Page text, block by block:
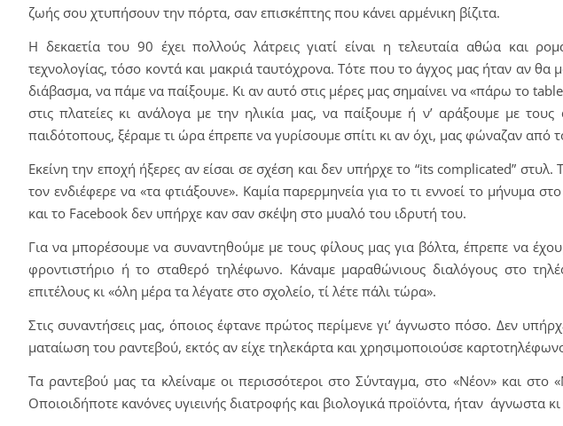
ζωής σου χτυπήσουν την πόρτα, σαν επισκέπτης που κάνει αρμένικη βίζιτα.
Η δεκαετία του 90 έχει πολλούς λάτρεις γιατί είναι η τελευταία αθώα και
τεχνολογίας, τόσο κοντά και μακριά ταυτόχρονα. Τότε που το άγχος μας ήταν αν
διάβασμα, να πάμε να παίξουμε. Κι αν αυτό στις μέρες μας σημαίνει να «πάρω το
στις πλατείες κι ανάλογα με την ηλικία μας, να παίξουμε ή ν’ αράξουμε με
παιδότοπους, ξέραμε τι ώρα έπρεπε να γυρίσουμε σπίτι κι αν όχι, μας φώναζαν από
Εκείνη την εποχή ήξερες αν είσαι σε σχέση και δεν υπήρχε το “its complicated” στυλ.
τον ενδιέφερε να «τα φτιάξουνε». Καμία παρερμηνεία για το τι εννοεί το μήνυμα
και το Facebook δεν υπήρχε καν σαν σκέψη στο μυαλό του ιδρυτή του.
Για να μπορέσουμε να συναντηθούμε με τους φίλους μας για βόλτα, έπρεπε να
φροντιστήριο ή το σταθερό τηλέφωνο. Κάναμε μαραθώνιους διαλόγους στο
επιτέλους κι «όλη μέρα τα λέγατε στο σχολείο, τί λέτε πάλι τώρα».
Στις συναντήσεις μας, όποιος έφτανε πρώτος περίμενε γι’ άγνωστο πόσο. Δεν
ματαίωση του ραντεβού, εκτός αν είχε τηλεκάρτα και χρησιμοποιούσε
Τα ραντεβού μας τα κλείναμε οι περισσότεροι στο Σύνταγμα, στο «Νέον» και στο
Οποιοιδήποτε κανόνες υγιεινής διατροφής και βιολογικά προϊόντα, ήταν άγνωστα